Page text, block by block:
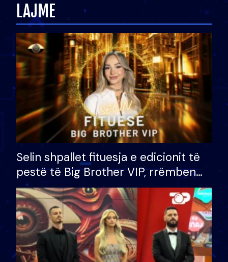
LAJME
Selin shpallet fituesja e edicionit të
pestë të Big Brother VIP, rrëmben
çmimin e madh prej 100 mijë eurosh